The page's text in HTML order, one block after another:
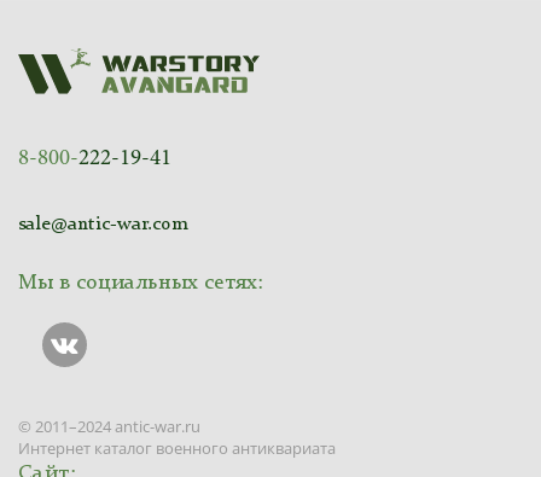
8-800-222-19-41
sale@antic-war.com
Мы в социальных сетях:
© 2011–2024 antic-war.ru
Интернет каталог военного антиквариата